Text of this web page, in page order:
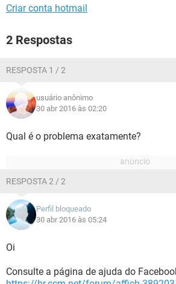
Criar conta hotmail
2 Respostas
RESPOSTA 1 / 2
usuário anônimo
30 abr 2016 às 02:20
Qual é o problema exatamente?
RESPOSTA 2 / 2
Perfil bloqueado
30 abr 2016 às 05:24
Oi
Consulte a página de ajuda do